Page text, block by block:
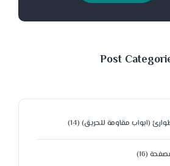
Post
(ابواب مقاومة للحريق) (14)
(16)